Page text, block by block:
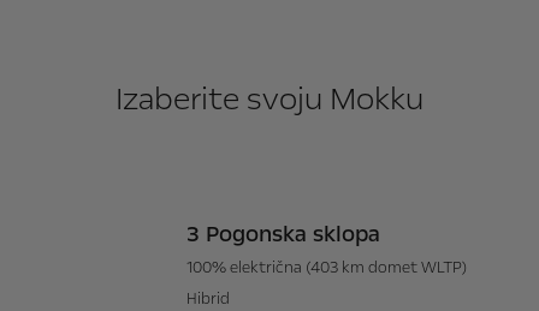
Izaberite svoju Mokku
3 Pogonska sklopa
100% električna (403 km domet WLTP)
Hibrid